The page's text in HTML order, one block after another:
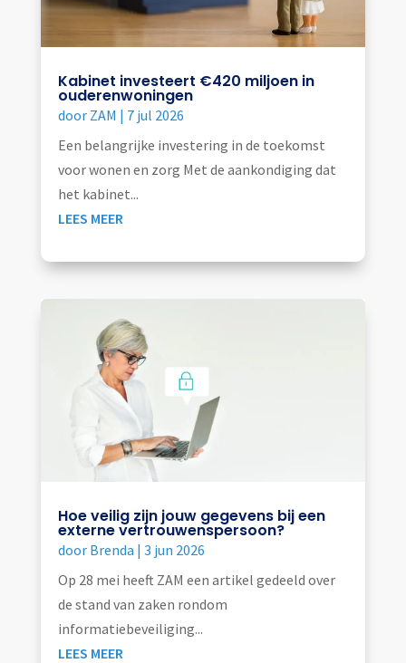
Kabinet investeert €420 miljoen in
ouderenwoningen
door ZAM | 7 jul 2026
Een belangrijke investering in de toekomst
voor wonen en zorg Met de aankondiging dat
het kabinet...
LEES MEER
Hoe veilig zijn jouw gegevens bij een
externe vertrouwenspersoon?
door Brenda | 3 jun 2026
Op 28 mei heeft ZAM een artikel gedeeld over
de stand van zaken rondom
informatiebeveiliging...
LEES MEER